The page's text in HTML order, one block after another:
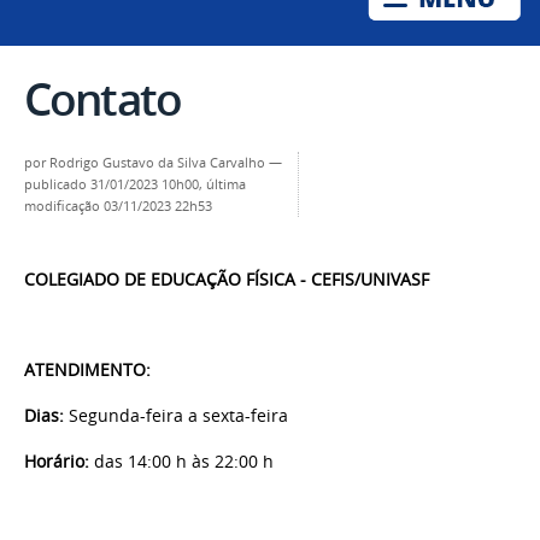
Contato
por Rodrigo Gustavo da Silva Carvalho —
publicado 31/01/2023 10h00, última
modificação 03/11/2023 22h53
COLEGIADO DE EDUCAÇÃO FÍSICA - CEFIS/UNIVASF
ATENDIMENTO:
Dias: Segunda-feira a sexta-feira
Horário: das 14:00 h às 22:00 h